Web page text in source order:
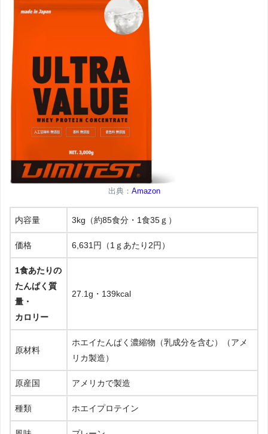
出典： Amazon
内容量 3kg（約85食分・1食35ｇ）
価格 6,631円（1ｇあたり2円）
1食あたりの
たんぱく質
量・
カロリー
27.1g・139kcal
原材料
ホエイたんぱく濃縮物（乳成分を含む）（アメ
リカ製造）
原産国 アメリカで製造
種類 ホエイプロテイン